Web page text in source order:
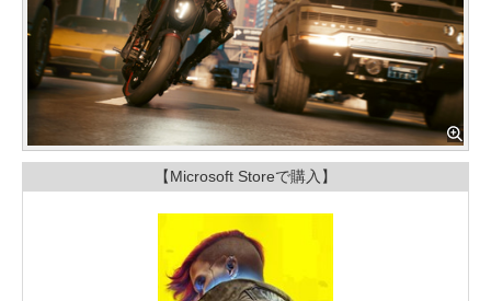
【Microsoft Storeで購入】